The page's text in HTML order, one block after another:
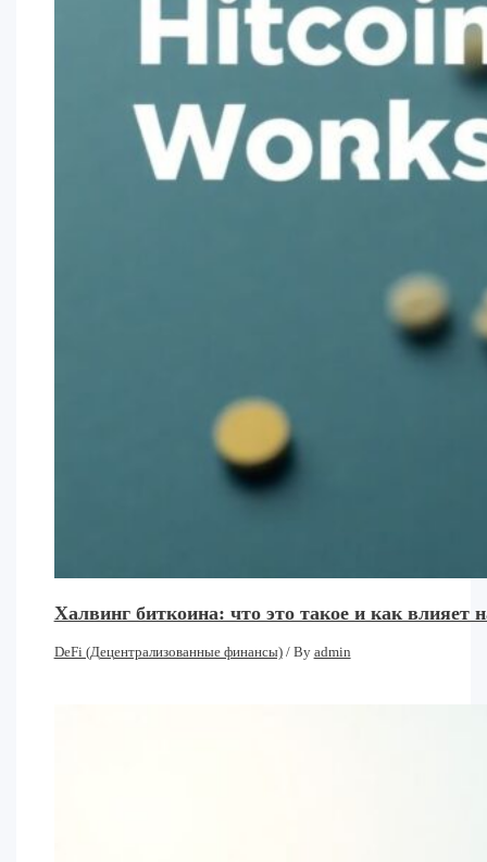
Халвинг биткоина: что это такое и как влияет
DeFi (Децентрализованные финансы)/ By admin